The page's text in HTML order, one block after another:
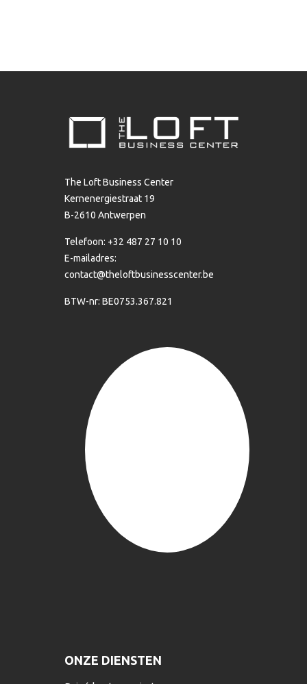
The Loft Business Center
Kernenergiestraat 19
B-2610 Antwerpen
Telefoon: +32 487 27 10 10
E-mailadres:
contact@theloftbusinesscenter.be
BTW-nr: BE0753.367.821
ONZE DIENSTEN